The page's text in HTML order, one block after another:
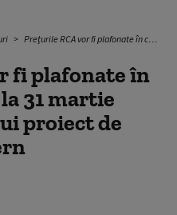
Prețurile RCA vor fi plafonate în continuare până la 31 martie 2025, potrivit unui proiect de hotărâre de guvern
fi plafonate în
31 martie
proiect de